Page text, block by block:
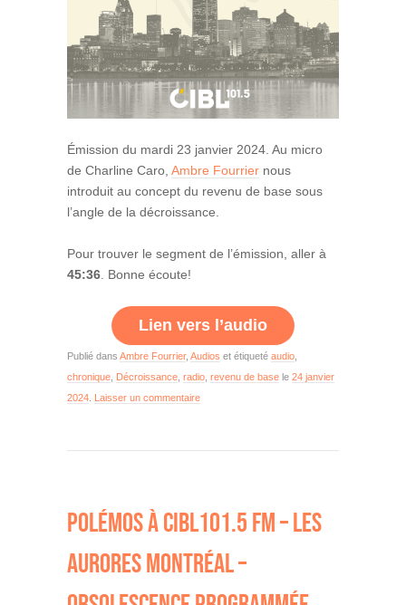
Émission du mardi 23 janvier 2024. Au micro
de Charline Caro, Ambre Fourrier nous
introduit au concept du revenu de base sous
l’angle de la décroissance.
Pour trouver le segment de l’émission, aller à
45:36 . Bonne écoute!
Lien vers l’audio
Publié dans Ambre Fourrier, Audios et étiqueté audio
chronique Décroissance radio revenu de base le 24 janvier
2024 Laisser un commentaire
POLÉMOS À CIBL101.5 FM – LES
AURORES MONTRÉAL –